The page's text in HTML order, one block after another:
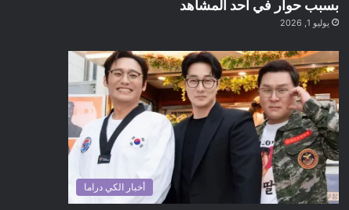
بسبب حوار في أحد المشاهد
يوليو 1, 2026
أخبار الكي دراما